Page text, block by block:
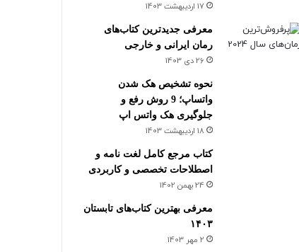
17 اردیبهشت 1403
معرفی جدیدترین کتاب‌های
رمان ایرانی و خارجی
26 دی 1403
نحوه تشخیص هک شدن
واتساپ؛ 9 روش رفع و
جلوگیری هک واتس اپ
18 اردیبهشت 1403
کتاب مرجع کامل لغت نامه و
اصطلاحات تخصصی و کاربردی
24 بهمن 1402
معرفی بهترین کتاب‌های تابستان
۱۴۰۳
2 مهر 1403